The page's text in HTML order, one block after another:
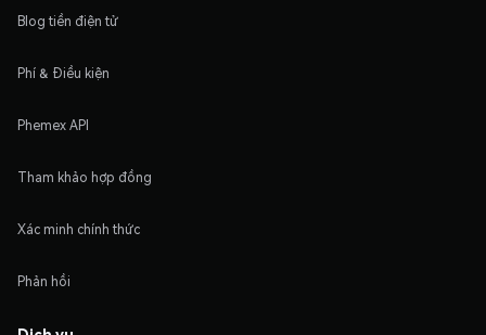
Blog tiền điện tử
Phí & Điều kiện
Phemex API
Tham khảo hợp đồng
Xác minh chính thức
Phản hồi